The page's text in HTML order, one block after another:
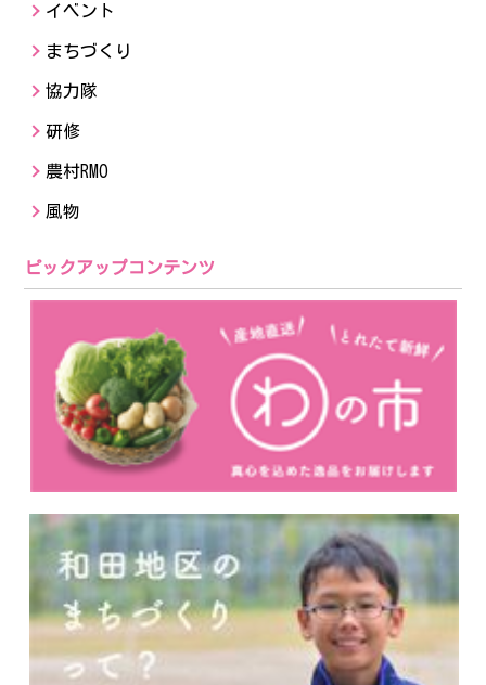
イベント
まちづくり
協力隊
研修
農村RMO
風物
ピックアップコンテンツ